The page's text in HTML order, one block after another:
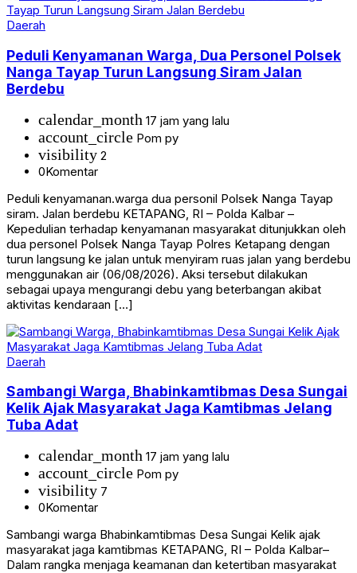
Daerah
Peduli Kenyamanan Warga, Dua Personel Polsek
Nanga Tayap Turun Langsung Siram Jalan
Berdebu
calendar_month 17 jam yang lalu
account_circle Pom py
visibility 2
0Komentar
Peduli kenyamanan.warga dua personil Polsek Nanga Tayap
siram. Jalan berdebu KETAPANG, RI – Polda Kalbar –
Kepedulian terhadap kenyamanan masyarakat ditunjukkan oleh
dua personel Polsek Nanga Tayap Polres Ketapang dengan
turun langsung ke jalan untuk menyiram ruas jalan yang berdebu
menggunakan air (06/08/2026). Aksi tersebut dilakukan
sebagai upaya mengurangi debu yang beterbangan akibat
aktivitas kendaraan […]
Daerah
Sambangi Warga, Bhabinkamtibmas Desa Sungai
Kelik Ajak Masyarakat Jaga Kamtibmas Jelang
Tuba Adat
calendar_month 17 jam yang lalu
account_circle Pom py
visibility 7
0Komentar
Sambangi warga Bhabinkamtibmas Desa Sungai Kelik ajak
masyarakat jaga kamtibmas KETAPANG, RI – Polda Kalbar–
Dalam rangka menjaga keamanan dan ketertiban masyarakat